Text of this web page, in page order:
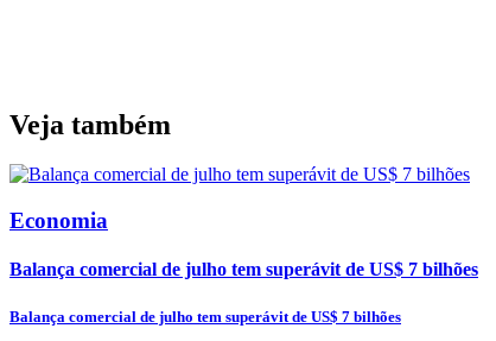
Veja também
Economia
Balança comercial de julho tem superávit de US$ 7 bilhões
Balança comercial de julho tem superávit de US$ 7 bilhões